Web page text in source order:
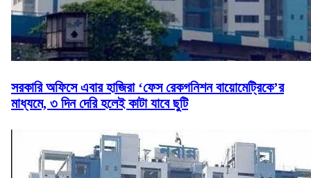
সরকারি অফিসে এবার হাজিরা ‘ফেস রেকগনিশন বায়োমেট্রিকে’র
মাধ্যমে, ৩ দিন দেরি হলেই কাটা যাবে ছুটি